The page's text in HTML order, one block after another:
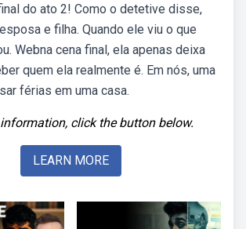
do ato 2! Como o detetive disse,
e filha. Quando ele viu o que
Webna cena final, ela apenas deixa
quem ela realmente é. Em nós, uma
férias em uma casa.
click the button below.
LEARN MORE